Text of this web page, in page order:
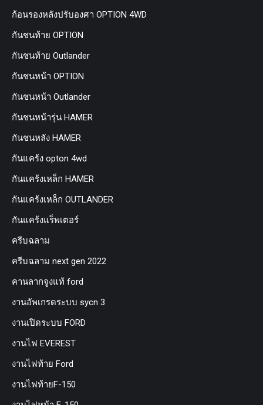
ก้อนรองหลังปรับองศา OPTION 4WD
กันชนท้าย OPTION
กันชนท้าย Outlander
กันชนหน้า OPTION
กันชนหน้า Outlander
กันชนหน้ารุ่น HAMER
กันชนหลัง HAMER
กันแคร้ง opton 4wd
กันแคร้งเหล็ก HAMER
กันแคร้งเหล็ก OUTLANDER
กันแคร้งแร็พเตอร์
ครีบฉลาม
ครีบฉลาม next gen 2022
คานลากจูงแท้ ford
งานอัพเกรดระบบ sycn 3
งานเปิดระบบ FORD
งานไฟ EVEREST
งานไฟท้าย Ford
งานไฟท้ายF-150